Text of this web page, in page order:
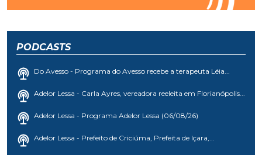
PODCASTS
Do Avesso - Programa do Avesso recebe a terapeuta Léia...
Adelor Lessa - Carla Ayres, vereadora reeleita em Florianópolis...
Adelor Lessa - Programa Adelor Lessa (06/08/26)
Adelor Lessa - Prefeito de Criciúma, Prefeita de Içara,...